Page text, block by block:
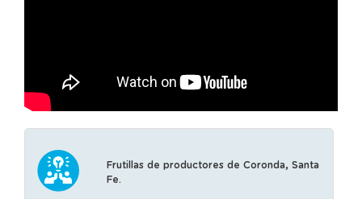
Frutillas de productores de Coronda, Santa
Fe.